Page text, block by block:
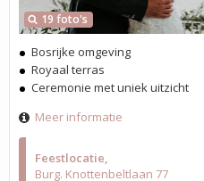
Feestlocatie
Burg. Knottenbeltlaan 77
19 foto's
Bosrijke omgeving
Royaal terras
Ceremonie met uniek uitzicht
Meer informatie